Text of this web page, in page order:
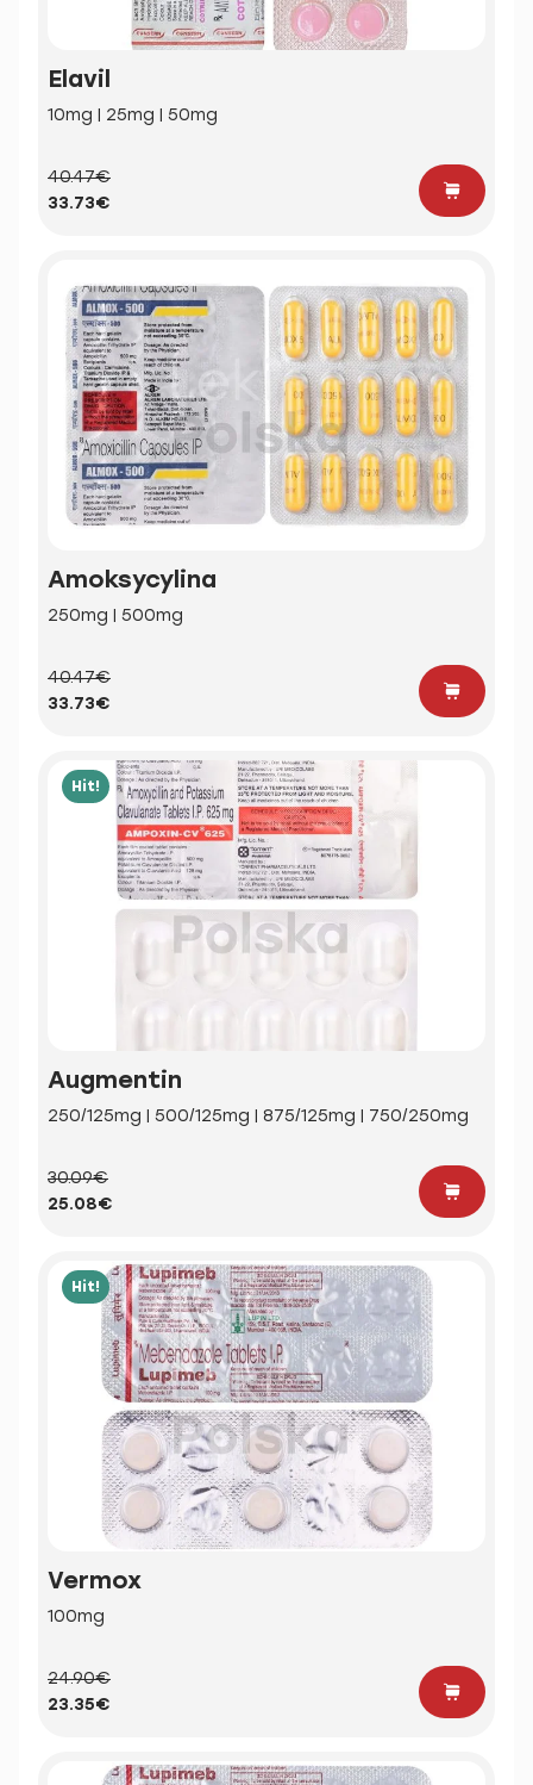
Elavil
10mg | 25mg | 50mg
40.47€
33.73€
Amoksycylina
250mg | 500mg
40.47€
33.73€
Hit!
Augmentin
250/125mg | 500/125mg | 875/125mg | 750/250mg
30.09€
25.08€
Hit!
Vermox
100mg
24.90€
23.35€